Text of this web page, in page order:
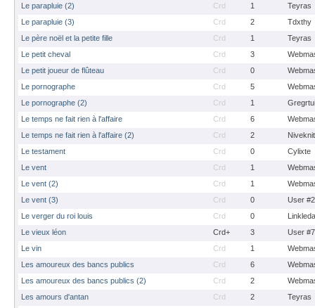
Le parapluie (2)
Crd 1
Teyras
Le parapluie (3)
Crd 2
Tdxthy
Le père noël et la petite fille
Crd 1
Teyras
Le petit cheval
Crd 3
Le petit joueur de flûteau
Crd 0
Le pornographe
Crd 5
Le pornographe (2)
Crd 1
Le temps ne fait rien à l'affaire
Crd 6
Le temps ne fait rien à l'affaire (2)
Crd 2
Le testament
Crd 0
Cylixte
Le vent
Crd 1
Le vent (2)
Crd 1
Le vent (3)
Crd 0
User
Le verger du roi louis
Crd 0
Le vieux léon
Crd+ 3
User
Le vin
Crd 1
Les amoureux des bancs publics
Crd 6
Les amoureux des bancs publics (2)
Crd 2
Les amours d'antan
Crd 2
Teyras